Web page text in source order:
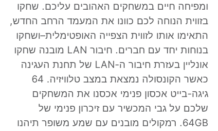
ומפיחה חיים במשחקים האהובים עליכם. שחקו
בזווית הנוחה לכם כוונו את המעמד הרחב החדש,
התאימו אותו לזווית הצפייה האופטימלית–ושחקו
בנוחות יחד עם חברים. חיבור LAN מובנה שחקו
אונליין בעזרת חיבור ה-LAN של תחנת העגינה
כאשר הקונסולה נמצאת במצב טלוויזיה. 64
גיגה-בייט אכסון פנימי אכסנו את המשחקים
שלכם על גבי המכשיר עם זיכרון פנימי של
64GB. רמקולים מובנים עם שמע משופר תיהנו